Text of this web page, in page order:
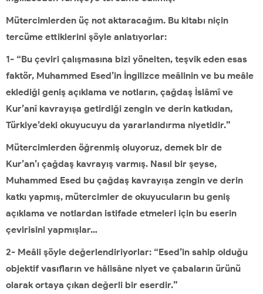
Mütercimlerden üç not aktaracağım. Bu kitabı niçin
tercüme ettiklerini şöyle anlatıyorlar:
1- “Bu çeviri çalışmasına bizi yönelten, teşvik eden esas
faktör, Muhammed Esed’in İngilizce meâlinin ve bu meâle
eklediği geniş açıklama ve notların, çağdaş İslâmî ve
Kur’anî kavrayışa getirdiği zengin ve derin katkıdan,
Türkiye’deki okuyucuyu da yararlandırma niyetidir.”
Mütercimlerden öğrenmiş oluyoruz, demek bir de
Kur’an’ı çağdaş kavrayış varmış. Nasıl bir şeyse,
Muhammed Esed bu çağdaş kavrayışa zengin ve derin
katkı yapmış, mütercimler de okuyucuların bu geniş
açıklama ve notlardan istifade etmeleri için bu eserin
çevirisini yapmışlar…
2- Meâli şöyle değerlendiriyorlar: “Esed’in sahip olduğu
objektif vasıfların ve hâlisâne niyet ve çabaların ürünü
olarak ortaya çıkan değerli bir eserdir.”